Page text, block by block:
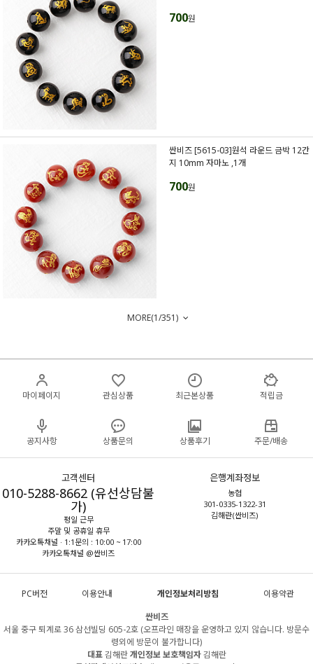
700원
싼비즈 [5615-03]원석 라운드 금박 12간
지 10mm 자마노 ,1개
700원
MORE(1/351)
마이페이지 관심상품 최근본상품 적립금
공지사항 상품문의 상품후기 주문/배송
고객센터
010-5288-8662 (유선상담불
가)
평일 근무
주말 및 공휴일 휴무
카카오톡채널 · 1:1문의 : 10:00 ~ 17:00
카카오톡채널 @싼비즈
은행계좌정보
농협
301-0335-1322-31
김해란(싼비즈)
PC버전 이용안내 개인정보처리방침
이용약관
싼비즈
서울 중구 퇴계로 36 삼선빌딩 605-2호 (오프라인 매장을 운영하고 있지 않습니다. 방문수
령외에 방문이 불가합니다)
대표김해란개인정보 보호책임자김해란